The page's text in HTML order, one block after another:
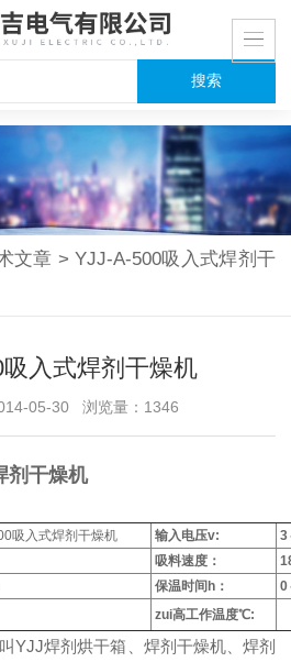
文章 > YJJ-A-500吸入式焊剂干
入式焊剂干燥机
05-30 浏览量：1346
剂干燥机
吸入式焊剂干燥机 输入电压v:
3
吸料速度：
保温时间h：
0
zui高工作温度℃:
YJJ焊剂烘干箱、焊剂干燥机、焊剂